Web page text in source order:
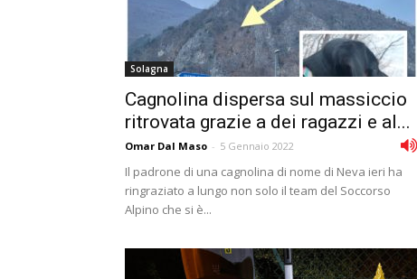
Solagna
Cagnolina dispersa sul massiccio
ritrovata grazie a dei ragazzi e al...
Omar Dal Maso - 5 Gennaio 2022
Il padrone di una cagnolina di nome di Neva ieri ha
ringraziato a lungo non solo il team del Soccorso
Alpino che si è...